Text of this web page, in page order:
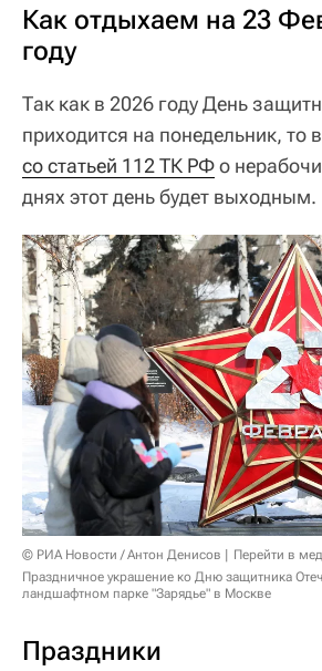
Как отдыхаем на 23
году
Так как в 2026 году День
приходится на понедельник, то
со статьей 112 ТК РФо
днях этот день будет выходным.
© РИА Новости / Антон Денисов
Перейти в
Праздничное украшение ко Дню защитника
ландшафтном парке "Зарядье" в Москве
Праздники